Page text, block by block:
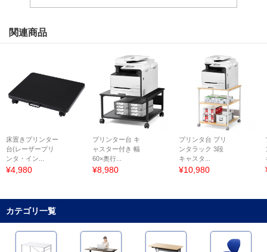
関連商品
床置きプリンター
台(レーザープリ
ンタ・イン...
¥4,980
プリンター台 キ
ャスター付き 幅
60×奥行...
¥8,980
プリンタ台 プリ
ンタラック 3段
キャスタ...
¥10,980
カテゴリ一覧